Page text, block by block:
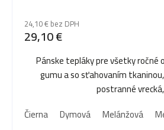
24,10 € bez DPH
29,10 €
Pánske tepláky pre všetky ročné
gumu a so sťahovaním
postranné
Čierna
Dymová Melánžová